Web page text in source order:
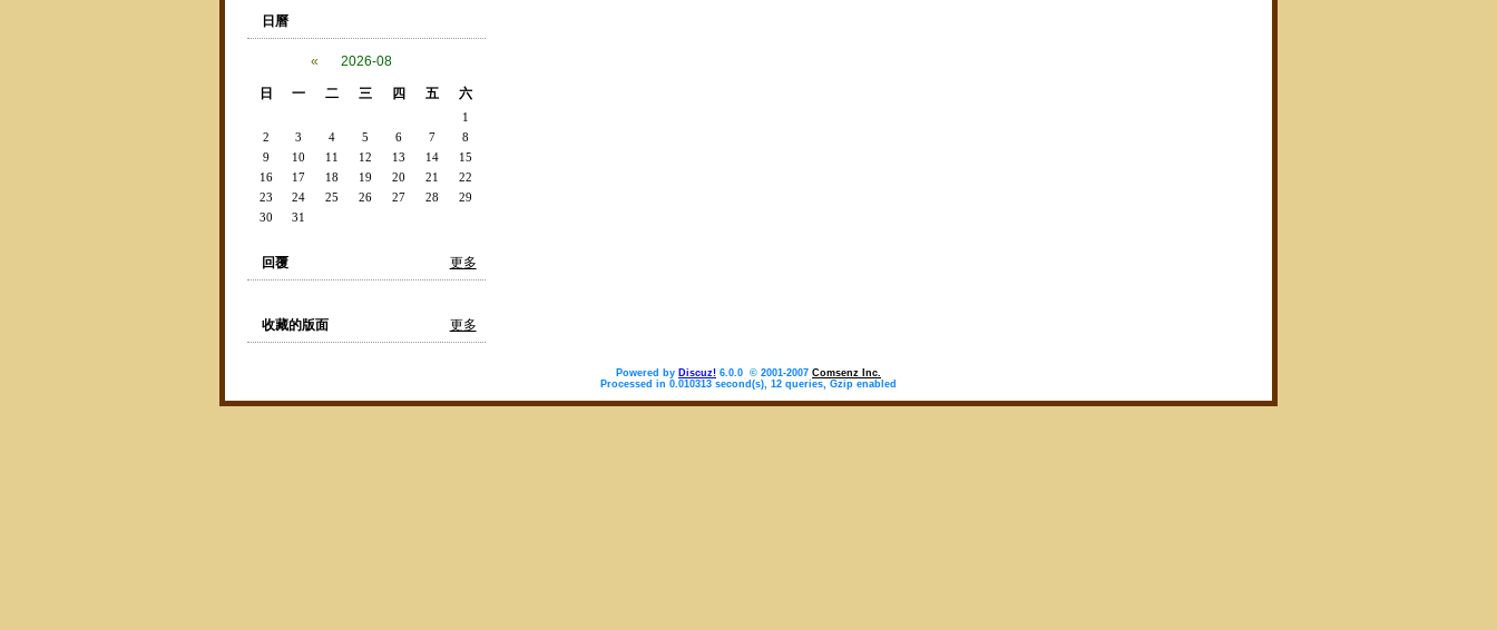
日曆
« 2026-08
日 一 二 三 四 五 六
1
2
3 4 5 6 7
8
9
10 11 12 13 14
15
16
17 18 19 20 21
22
23
24 25 26 27 28
29
30
31
回覆 更多
收藏的版面 更多
Powered by Discuz!6.0.0 © 2001-2007 Comsenz Inc.
Processed in 0.010313 second(s), 12 queries, Gzip enabled